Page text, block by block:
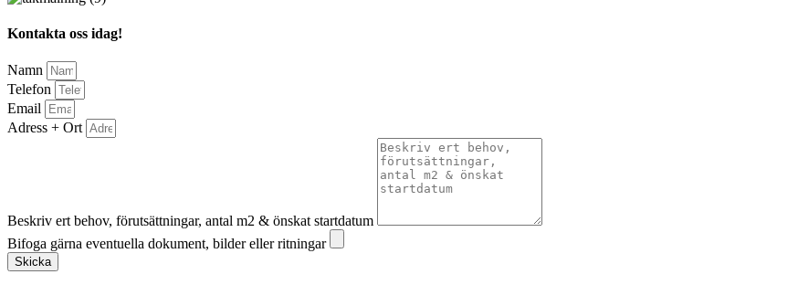
Kontakta oss idag!
Namn
Telefon
Email
Adress + Ort
Beskriv ert behov, förutsättningar, antal m2 & önskat startdatum
Bifoga gärna eventuella dokument, bilder eller ritningar
Skicka